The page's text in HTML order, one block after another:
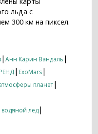
льда с
300 км на пиксел.
|Анн Карин Вандаль |
| ExoMars|
планет|
водяной лед|